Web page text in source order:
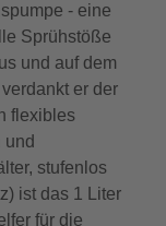
- eine
Sprühstöße
und auf dem
er der
flexibles
stufenlos
ist das 1 Liter
für die